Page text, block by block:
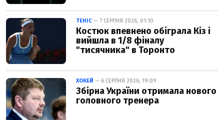
ТЕНІС — 7 СЕРПНЯ 2026, 01:10
Костюк впевнено обіграла Кіз і
вийшла в 1/8 фіналу
"тисячника" в Торонто
ХОКЕЙ — 6 СЕРПНЯ 2026, 19:09
Збірна України отримала нового
головного тренера